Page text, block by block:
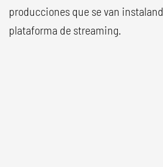
producciones que se van
plataforma de streaming.